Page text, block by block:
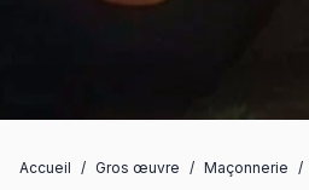
Accueil / Gros œuvre / Maçonnerie /